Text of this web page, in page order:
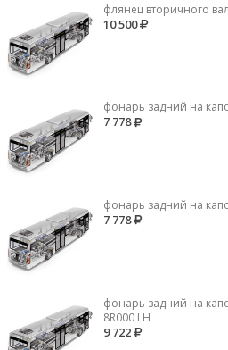
флянец вторичного
10 500
фонарь задний на
7 778
фонарь задний на
7 778
фонарь задний на
8R000 LH
9 722